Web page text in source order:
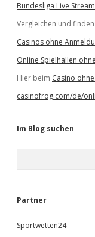
Bundesliga Live Stream
Vergleichen und
Casinos ohne
Online Spielhallen
Hier beim Casino
casinofrog.com/de/
Im Blog suchen
e
Partner
Sportwetten24